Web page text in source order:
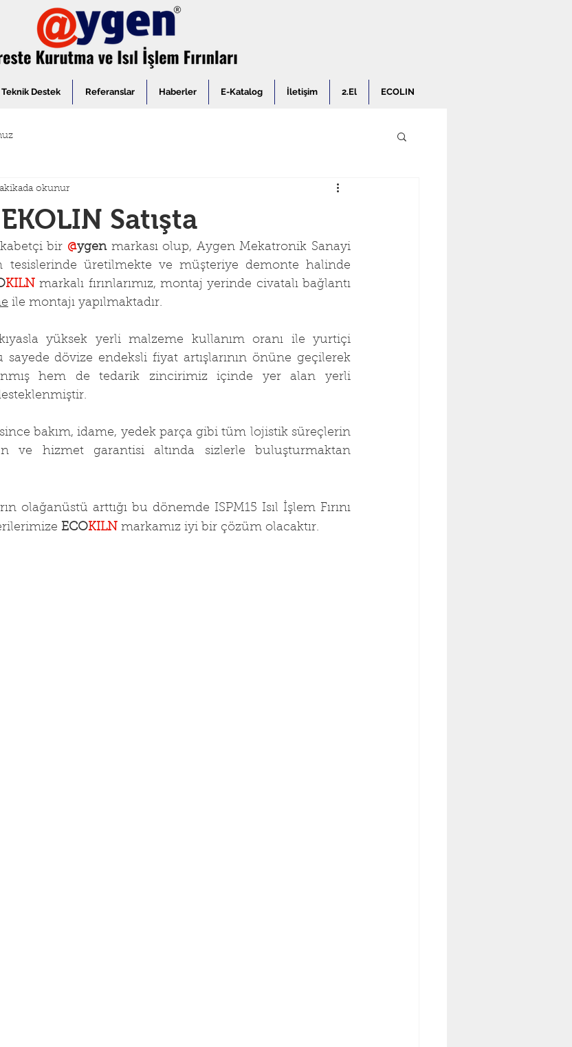
Teknik Destek Referanslar Haberler E-Katalog İletişim 2.El ECOLIN
Satışta
okunur
bir @ygen markası olup, Aygen Mekatronik Sanayi
tesislerinde üretilmekte ve müşteriye demonte halinde
KILN markalı fırınlarımız, montaj yerinde civatalı bağlantı
ile montajı yapılmaktadır.
kıyasla yüksek yerli malzeme kullanım oranı ile yurtiçi
sayede dövize endeksli fiyat artışlarının önüne geçilerek
hem de tedarik zincirimiz içinde yer alan yerli
bakım, idame, yedek parça gibi tüm lojistik süreçlerin
ve hizmet garantisi altında sizlerle buluşturmaktan
olağanüstü arttığı bu dönemde ISPM15 Isıl İşlem Fırını
ECOKILN markamız iyi bir çözüm olacaktır.